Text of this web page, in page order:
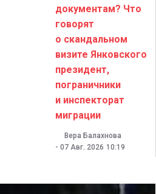
документам? Что
говорят
о скандальном
визите Янковского
президент,
пограничники
и инспекторат
миграции
Вера Балахнова
- 07 Авг. 2026 10:19